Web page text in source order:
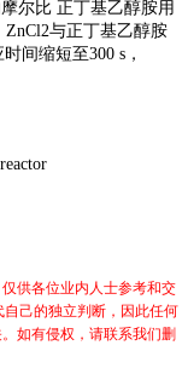
尔比 正丁基乙醇胺用
与正丁基乙醇胺
间缩短至300 s，
供各位业内人士参考和交
己的独立判断，因此任何
如有侵权，请联系我们删